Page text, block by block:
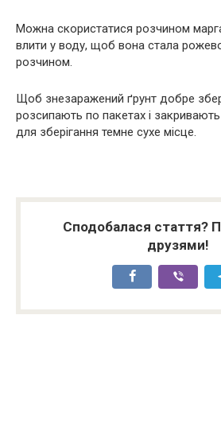
Можна скористатися розчином
влити у воду, щоб вона стала
розчином.
Щоб знезаражений ґрунт добре
розсипають по пакетах і
для зберігання темне сухе місце.
Сподобалася стаття?
друзями!